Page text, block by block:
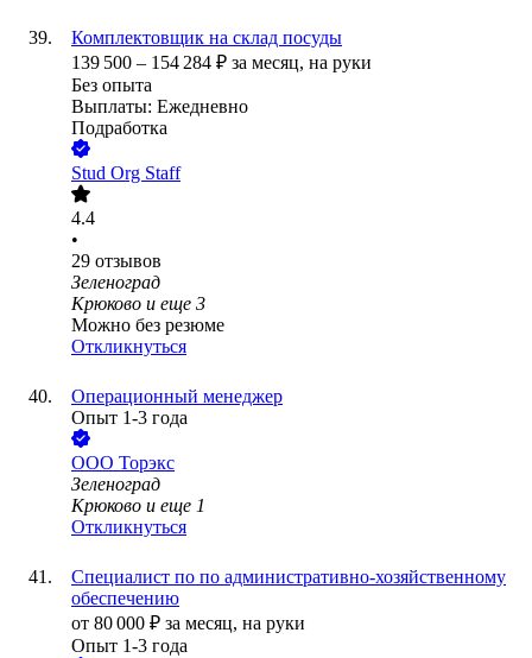
Комплектовщик на склад посуды
139 500 – 154 284 ₽ за месяц, на руки
Без опыта
Выплаты: Ежедневно
Подработка
Stud Org Staff
4.4
•
29 отзывов
Зеленоград
Крюково и еще 3
Можно без резюме
Откликнуться
Операционный менеджер
Опыт 1-3 года
ООО Торэкс
Зеленоград
Крюково и еще 1
Откликнуться
Специалист по по административно-хозяйственному
обеспечению
от 80 000 ₽ за месяц, на руки
Опыт 1-3 года